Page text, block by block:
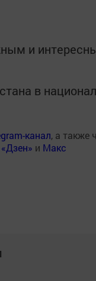
и
в
канал, а также
«Дзен» и Макс